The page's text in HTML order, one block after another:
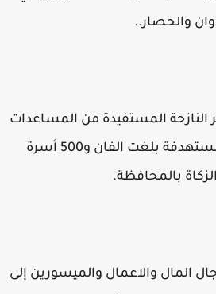
والحصار..
المستفيدة من المساعدات
النقدية في المديريات المستهدفة بلغت الفان و500 أسرة
بالمحافظة.
والاعمال والميسورين إلى